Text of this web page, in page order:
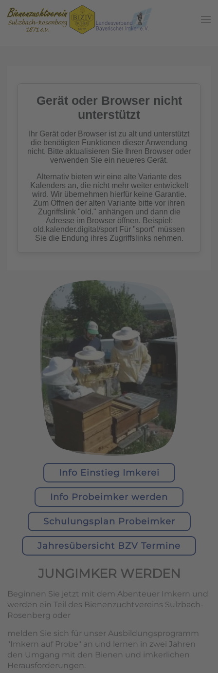
Zum Hauptinhalt springen
In der
Imkern
Info Einstieg Imkerei
Info Probeimker werden
Schulungsplan Probeimker
Jahresübersicht BZV Termine
JUNGIMKER WERDEN
Beginnen Sie jetzt mit dem Abenteuer Imkern und
werden ein Teil des Bienenzuchtvereins Sulzbach-
Rosenberg oder
melden Sie sich für unser Ausbildungsprogramm
"Imkern auf Probe" an und lernen in zwei Jahren
den Umgang mit den Bienen und imkerlichen
Herausforderungen.